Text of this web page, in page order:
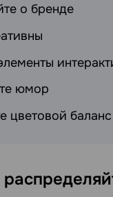
о бренде
юмор
цветовой баланс